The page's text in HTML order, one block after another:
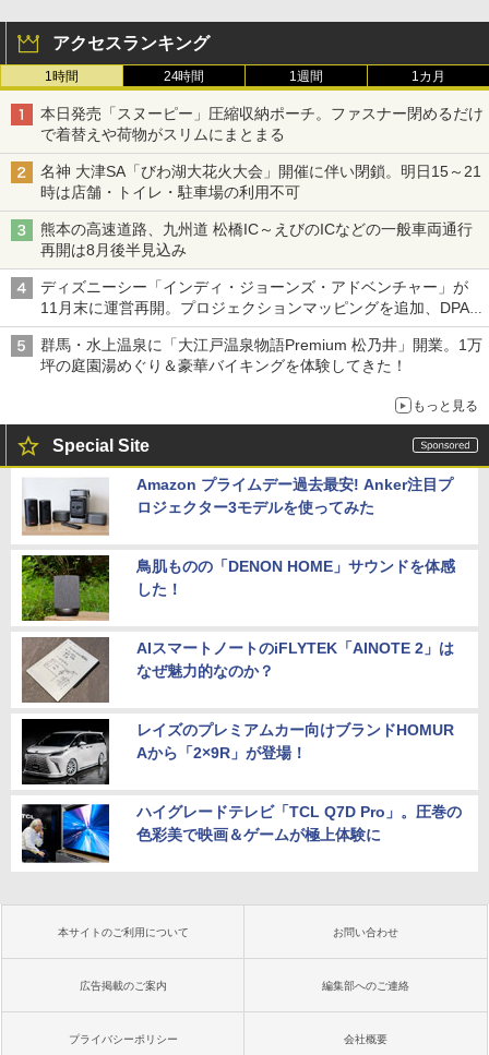
アクセスランキング
1時間 24時間 1週間 1カ月
本日発売「スヌーピー」圧縮収納ポーチ。ファスナー閉めるだけ
で着替えや荷物がスリムにまとまる
名神 大津SA「びわ湖大花火大会」開催に伴い閉鎖。明日15～21
時は店舗・トイレ・駐車場の利用不可
熊本の高速道路、九州道 松橋IC～えびのICなどの一般車両通行
再開は8月後半見込み
ディズニーシー「インディ・ジョーンズ・アドベンチャー」が
11月末に運営再開。プロジェクションマッピングを追加、DPA
は1500円
群馬・水上温泉に「大江戸温泉物語Premium 松乃井」開業。1万
坪の庭園湯めぐり＆豪華バイキングを体験してきた！
もっと見る
Special Site
Amazon プライムデー過去最安! Anker注目プ
ロジェクター3モデルを使ってみた
鳥肌ものの「DENON HOME」サウンドを体感
した！
AIスマートノートのiFLYTEK「AINOTE 2」は
なぜ魅力的なのか？
レイズのプレミアムカー向けブランドHOMUR
Aから「2×9R」が登場！
ハイグレードテレビ「TCL Q7D Pro」。圧巻の
色彩美で映画＆ゲームが極上体験に
本サイトのご利用について お問い合わせ
広告掲載のご案内 編集部へのご連絡
プライバシーポリシー 会社概要